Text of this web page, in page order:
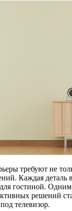
требуют не
Каждая деталь
гостиной.
решений
телевизор.